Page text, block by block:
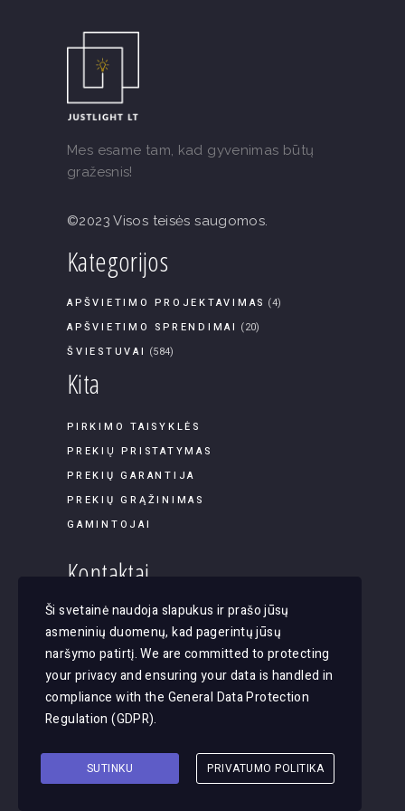
Mes esame tam, kad gyvenimas būtų
gražesnis!
©2023 Visos teisės saugomos.
Kategorijos
APŠVIETIMO PROJEKTAVIMAS (4)
APŠVIETIMO SPRENDIMAI (20)
ŠVIESTUVAI (584)
Kita
PIRKIMO TAISYKLĖS
PREKIŲ PRISTATYMAS
PREKIŲ GARANTIJA
PREKIŲ GRĄŽINIMAS
GAMINTOJAI
Kontaktai
Panerių g. 45B-9, LT-03202, Vilnius
El. paštas: apsvietimas@justlight.lt
Tel. +370 655 29065
Ši svetainė naudoja slapukus ir prašo jūsų
asmeninių duomenų, kad pagerintų jūsų
naršymo patirtį. We are committed to protecting
your privacy and ensuring your data is handled in
compliance with the General Data Protection
Regulation (GDPR).
SUTINKU PRIVATUMO POLITIKA